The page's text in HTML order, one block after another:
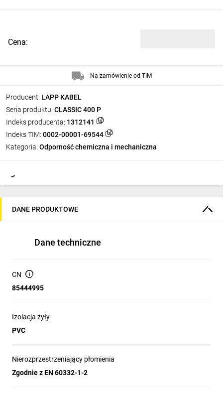
Producent: LAPP KABEL
Seria produktu: CLASSIC 400 P
Indeks producenta: 1312141
Indeks TIM: 0002-00001-69544
Kategoria: Odporność chemiczna i mechaniczna
Cena:
Na zamówienie od TIM
DANE PRODUKTOWE
Dane techniczne
CN
85444995
Izolacja żyły
PVC
Nierozprzestrzeniający płomienia
Zgodnie z EN 60332-1-2